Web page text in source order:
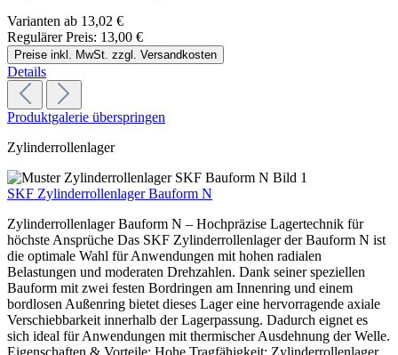
Varianten ab 13,02 €
Regulärer Preis: 13,00 €
Preise inkl. MwSt. zzgl. Versandkosten
Details
Produktgalerie überspringen
Zylinderrollenlager
SKF Zylinderrollenlager Bauform N
Zylinderrollenlager Bauform N – Hochpräzise Lagertechnik für
höchste Ansprüche Das SKF Zylinderrollenlager der Bauform N ist
die optimale Wahl für Anwendungen mit hohen radialen
Belastungen und moderaten Drehzahlen. Dank seiner speziellen
Bauform mit zwei festen Bordringen am Innenring und einem
bordlosen Außenring bietet dieses Lager eine hervorragende axiale
Verschiebbarkeit innerhalb der Lagerpassung. Dadurch eignet es
sich ideal für Anwendungen mit thermischer Ausdehnung der Welle.